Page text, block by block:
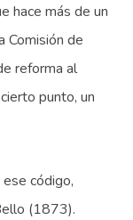
hace más de un
Comisión de
reforma al
punto, un
código,
(1873).